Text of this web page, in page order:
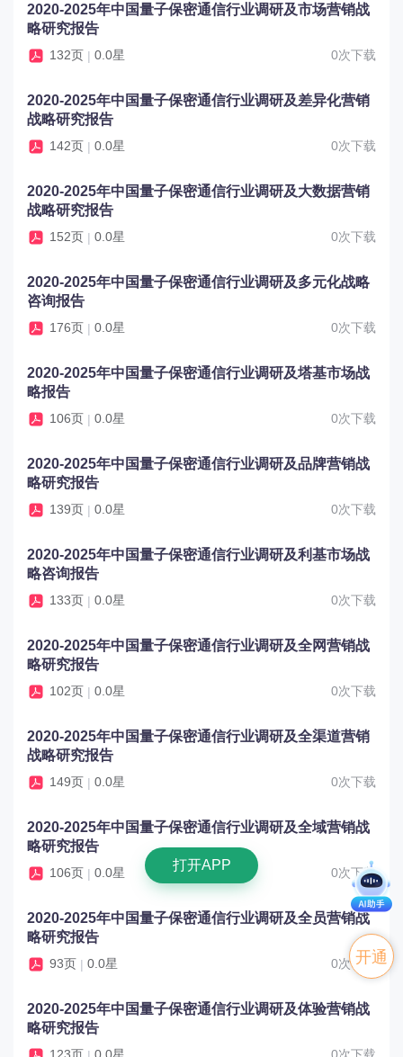
2020-2025年中国量子保密通信行业调研及市场营销战
略研究报告
132页 | 0.0星 0次下载
2020-2025年中国量子保密通信行业调研及差异化营销
战略研究报告
142页 | 0.0星 0次下载
2020-2025年中国量子保密通信行业调研及大数据营销
战略研究报告
152页 | 0.0星 0次下载
2020-2025年中国量子保密通信行业调研及多元化战略
咨询报告
176页 | 0.0星 0次下载
2020-2025年中国量子保密通信行业调研及塔基市场战
略报告
106页 | 0.0星 0次下载
2020-2025年中国量子保密通信行业调研及品牌营销战
略研究报告
139页 | 0.0星 0次下载
2020-2025年中国量子保密通信行业调研及利基市场战
略咨询报告
133页 | 0.0星 0次下载
2020-2025年中国量子保密通信行业调研及全网营销战
略研究报告
102页 | 0.0星 0次下载
2020-2025年中国量子保密通信行业调研及全渠道营销
战略研究报告
149页 | 0.0星 0次下载
2020-2025年中国量子保密通信行业调研及全域营销战
略研究报告
106页 | 0.0星 0次下载
2020-2025年中国量子保密通信行业调研及全员营销战
略研究报告
93页 | 0.0星 0次下载
2020-2025年中国量子保密通信行业调研及体验营销战
略研究报告
123页 0.0星 0次下载
开通
VIP
打开APP